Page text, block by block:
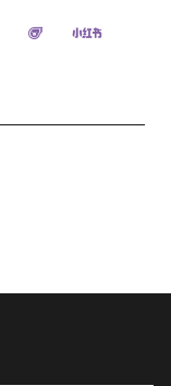
微博 飞猪 小红书